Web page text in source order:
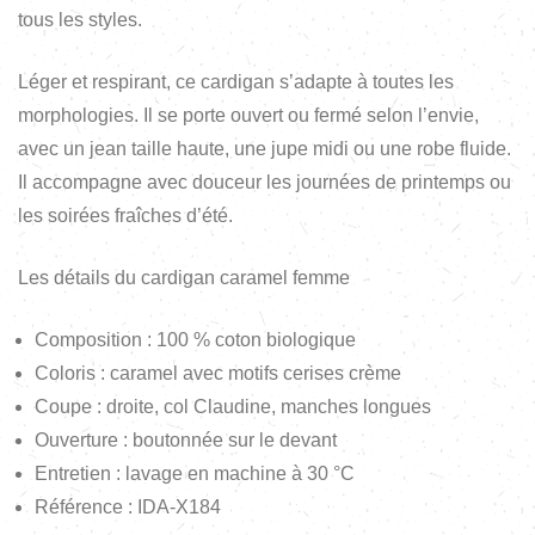
tous les styles.
Léger et respirant, ce cardigan s’adapte à toutes les
morphologies. Il se porte ouvert ou fermé selon l’envie,
avec un jean taille haute, une jupe midi ou une robe fluide.
Il accompagne avec douceur les journées de printemps ou
les soirées fraîches d’été.
Les détails du cardigan caramel femme
Composition : 100 % coton biologique
Coloris : caramel avec motifs cerises crème
Coupe : droite, col Claudine, manches longues
Ouverture : boutonnée sur le devant
Entretien : lavage en machine à 30 °C
Référence : IDA-X184